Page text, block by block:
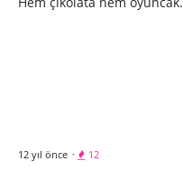
12 yıl önce · 12